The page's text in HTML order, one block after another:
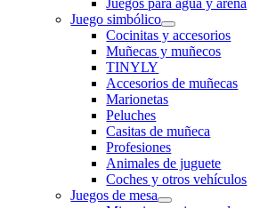
Juegos para agua y arena
Juego simbólico
Cocinitas y accesorios
Muñecas y muñecos
TINYLY
Accesorios de muñecas
Marionetas
Peluches
Casitas de muñeca
Profesiones
Animales de juguete
Coches y otros vehículos
Juegos de mesa